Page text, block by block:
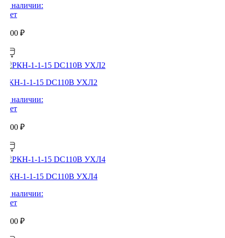
В наличии:
Нет
0,00 ₽
РКН-1-1-15 DC110В УХЛ2
В наличии:
Нет
0,00 ₽
РКН-1-1-15 DC110В УХЛ4
В наличии:
Нет
0,00 ₽